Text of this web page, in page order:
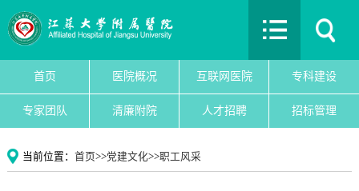
首页 医院概况 互联网医院 专科建设
专家团队 清廉附院 人才招聘 招标管理
当前位置： 首页>>党建文化>>职工风采
首页
互联网医院
专科建设
党建文化